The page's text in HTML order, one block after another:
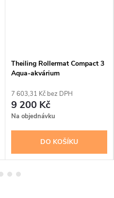
Theiling Rollermat Compact 3
Aqua-akvárium
7 603,31 Kč bez DPH
9 200 Kč
Na objednávku
DO KOŠÍKU